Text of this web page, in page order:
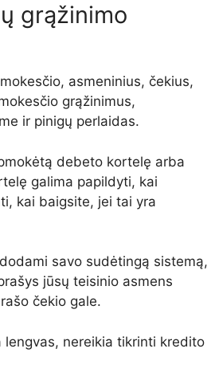
grąžinimo
asmeninius, čekius,
grąžinimus,
ir pinigų perlaidas.
debeto kortelę arba
galima papildyti, kai
kai baigsite, jei tai yra
savo sudėtingą sistemą,
jūsų teisinio asmens
čekio gale.
nereikia tikrinti kredito